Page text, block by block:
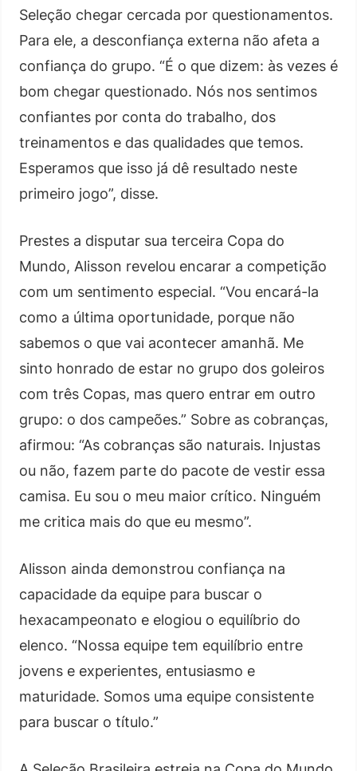
Seleção chegar cercada por questionamentos.
Para ele, a desconfiança externa não afeta a
confiança do grupo. “É o que dizem: às vezes é
bom chegar questionado. Nós nos sentimos
confiantes por conta do trabalho, dos
treinamentos e das qualidades que temos.
Esperamos que isso já dê resultado neste
primeiro jogo”, disse.
Prestes a disputar sua terceira Copa do
Mundo, Alisson revelou encarar a competição
com um sentimento especial. “Vou encará-la
como a última oportunidade, porque não
sabemos o que vai acontecer amanhã. Me
sinto honrado de estar no grupo dos goleiros
com três Copas, mas quero entrar em outro
grupo: o dos campeões.” Sobre as cobranças,
afirmou: “As cobranças são naturais. Injustas
ou não, fazem parte do pacote de vestir essa
camisa. Eu sou o meu maior crítico. Ninguém
me critica mais do que eu mesmo”.
Alisson ainda demonstrou confiança na
capacidade da equipe para buscar o
hexacampeonato e elogiou o equilíbrio do
elenco. “Nossa equipe tem equilíbrio entre
jovens e experientes, entusiasmo e
maturidade. Somos uma equipe consistente
para buscar o título.”